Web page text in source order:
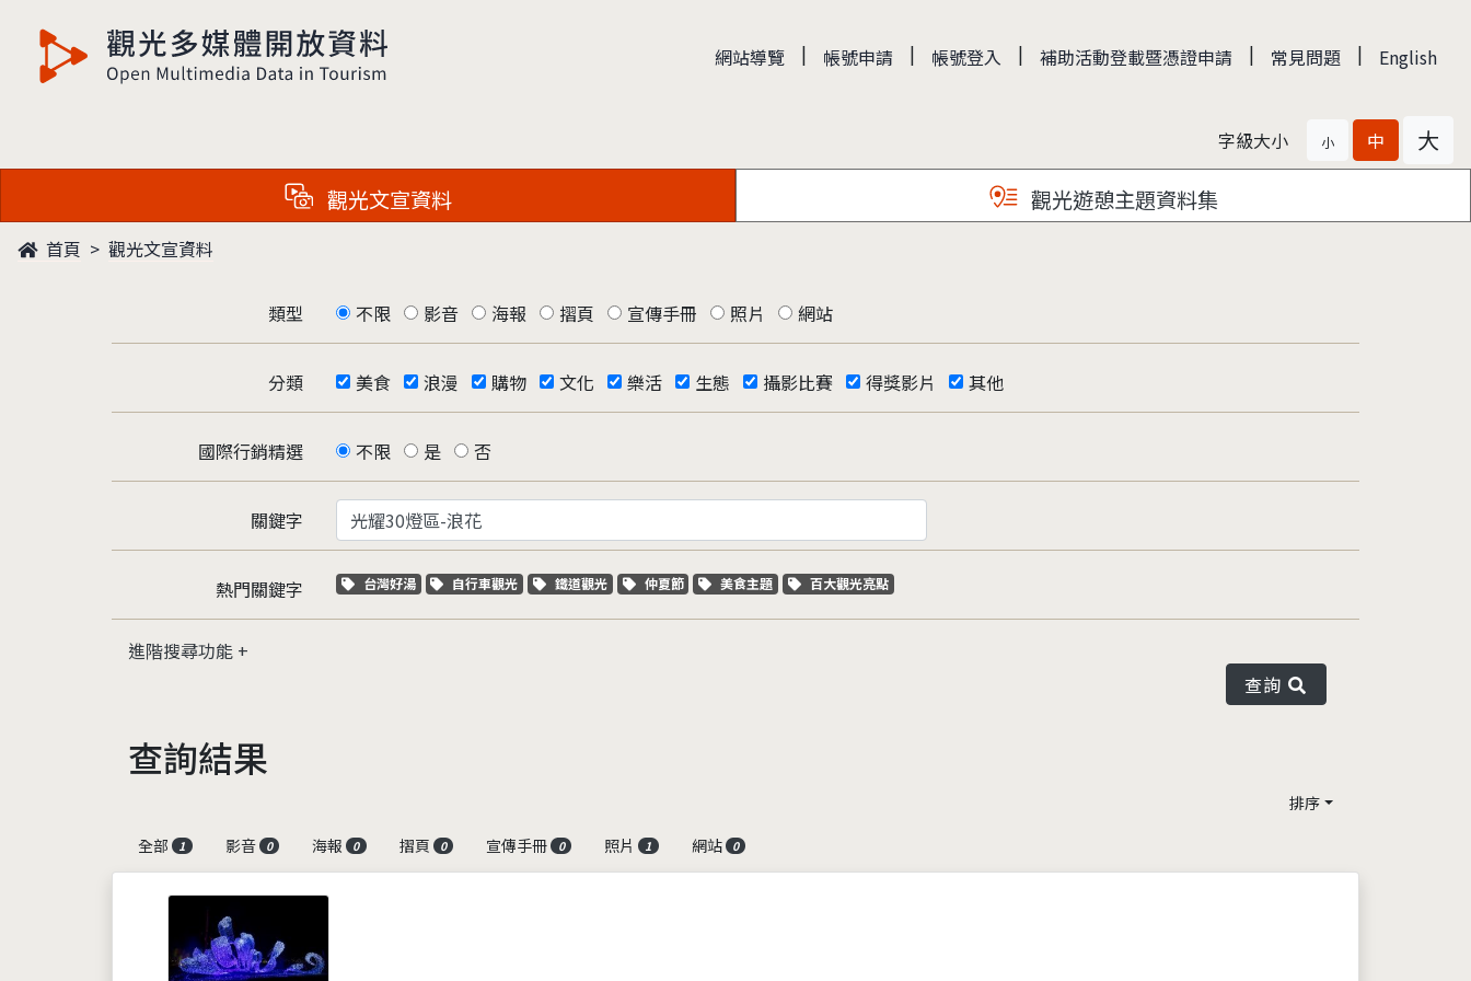
觀光多媒體開放資料 網站導覽 | 帳號申請 | 帳號登入 | 補助活動登載暨憑證申請 | 常見問題 | English
字級大小 小 中 大
觀光文宣資料 觀光遊憩主題資料集
首頁 觀光文宣資料
類型 不限 影音 海報 摺頁 宣傳手冊 照片 網站
分類 美食 浪漫 購物 文化 樂活 生態 攝影比賽 得獎影片 其他
國際行銷精選 不限 是 否
關鍵字
熱門關鍵字 關鍵字標籤
台灣好湯 關鍵字標籤
自行車觀光 關鍵字標籤
鐵道觀光 關鍵字標籤
仲夏節 關鍵字標籤
美食主題 關鍵字標籤
百大觀光亮點
進階搜尋功能
查詢
查詢結果
排序
全部
1 影音 0 海報 0 摺頁 0 宣傳手冊 0 照片 1 網站 0